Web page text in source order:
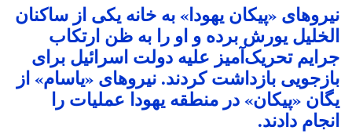
نیروهای «پیکان یهودا» به خانه یکی از ساکنان
الخلیل یورش برده و او را به ظن ارتکاب
جرایم تحریک‌آمیز علیه دولت اسرائیل برای
بازجویی بازداشت کردند. نیروهای «یاسام» از
یگان «پیکان» در منطقه یهودا عملیات را
انجام دادند.